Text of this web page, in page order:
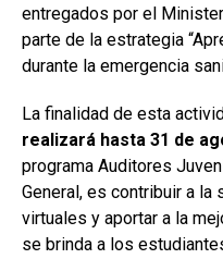
entregados por el
parte de la estrategia
durante la emergencia
La finalidad de esta
realizará hasta 31 de
programa Auditores
General, es contribuir a la
virtuales y aportar a la
se brinda a los